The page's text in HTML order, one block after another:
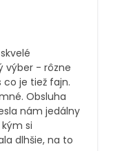
výber - rôzne
co je tiež fajn.
Obsluha
nám jedálny
si
dlhšie, na to